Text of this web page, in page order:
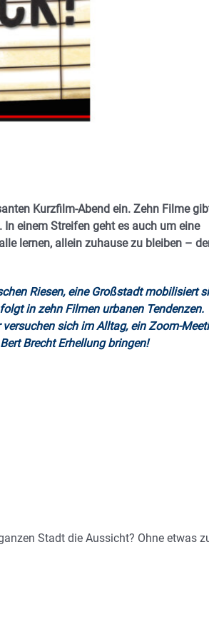
Kurzfilm-Abend ein. Zehn Filme
einem Streifen geht es auch um eine
lernen, allein zuhause zu bleiben –
Riesen, eine Großstadt mobilisiert
in zehn Filmen urbanen Tendenzen.
sich im Alltag, ein Zoom-
Brecht Erhellung bringen!
Stadt die Aussicht? Ohne etwas